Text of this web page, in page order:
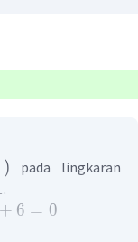
) pada lingkaran
.
+ 6 = 0